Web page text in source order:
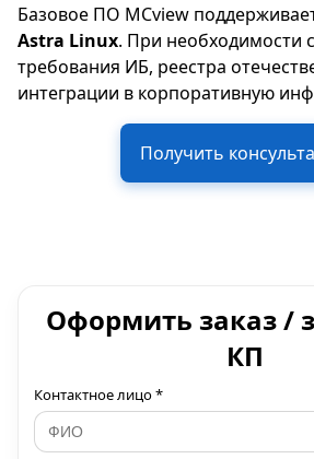
Базовое ПО MCview
Astra Linux. При необходимости
требования ИБ, реестра
интеграции в корпоративную
Получить
Оформить заказ /
КП
Контактное лицо *